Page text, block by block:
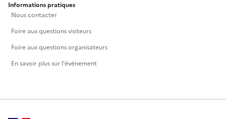
Informations pratiques
Nous contacter
Foire aux questions visiteurs
Foire aux questions organisateurs
En savoir plus sur l'événement